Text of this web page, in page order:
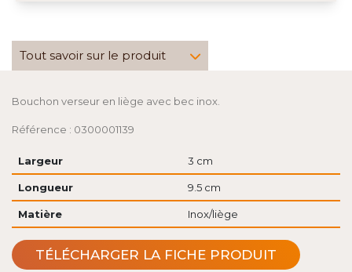
Tout savoir sur le produit
Bouchon verseur en liège avec bec inox.
Référence : 0300001139
Largeur 3 cm
Longueur 9.5 cm
Matière Inox/liège
TÉLÉCHARGER LA FICHE PRODUIT